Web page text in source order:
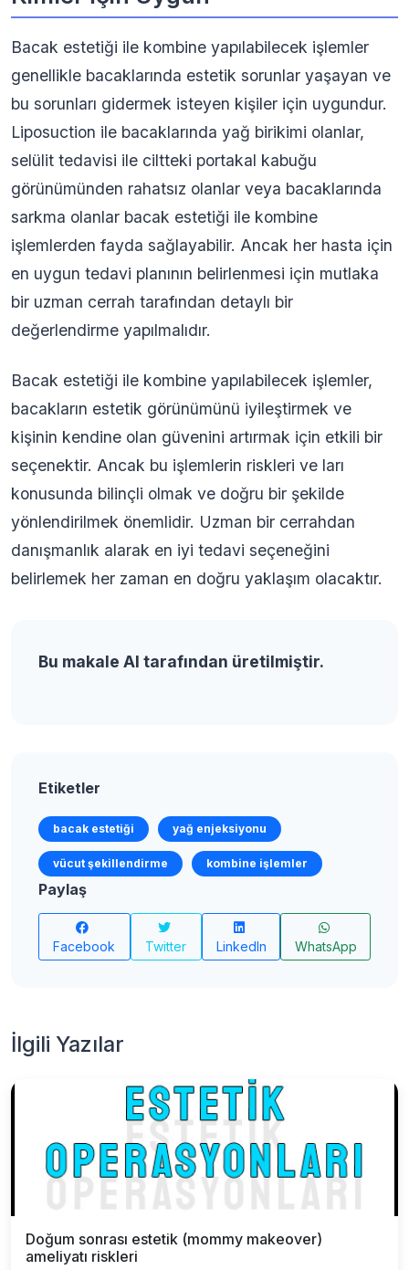
Bacak estetiği ile kombine yapılabilecek işlemler
genellikle bacaklarında estetik sorunlar yaşayan ve
bu sorunları gidermek isteyen kişiler için uygundur.
Liposuction ile bacaklarında yağ birikimi olanlar,
selülit tedavisi ile ciltteki portakal kabuğu
görünümünden rahatsız olanlar veya bacaklarında
sarkma olanlar bacak estetiği ile kombine
işlemlerden fayda sağlayabilir. Ancak her hasta için
en uygun tedavi planının belirlenmesi için mutlaka
bir uzman cerrah tarafından detaylı bir
değerlendirme yapılmalıdır.
Bacak estetiği ile kombine yapılabilecek işlemler,
bacakların estetik görünümünü iyileştirmek ve
kişinin kendine olan güvenini artırmak için etkili bir
seçenektir. Ancak bu işlemlerin riskleri ve ları
konusunda bilinçli olmak ve doğru bir şekilde
yönlendirilmek önemlidir. Uzman bir cerrahdan
danışmanlık alarak en iyi tedavi seçeneğini
belirlemek her zaman en doğru yaklaşım olacaktır.
Bu makale AI tarafından üretilmiştir.
Etiketler
bacak estetiği yağ enjeksiyonu
vücut şekillendirme kombine işlemler
Paylaş
Facebook Twitter LinkedIn WhatsApp
İlgili Yazılar
Doğum sonrası estetik (mommy makeover)
ameliyatı riskleri